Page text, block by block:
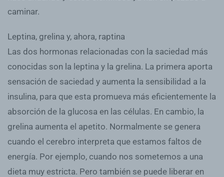
caminar.
Leptina, grelina y, ahora, raptina
Las dos hormonas relacionadas con la saciedad más
conocidas son la leptina y la grelina. La primera aporta
sensación de saciedad y aumenta la sensibilidad a la
insulina, para que esta promueva más eficientemente la
absorción de la glucosa en las células. En cambio, la
grelina aumenta el apetito. Normalmente se genera
cuando el cerebro interpreta que estamos faltos de
energía. Por ejemplo, cuando nos sometemos a una
dieta muy estricta. Pero también se puede liberar en